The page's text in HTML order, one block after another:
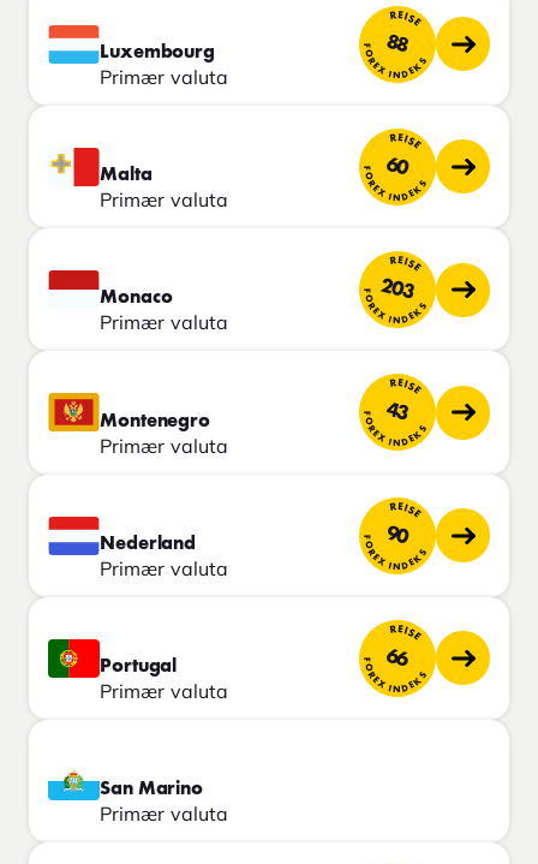
Luxembourg
Primær valuta
REISE
88
FOREX INDEKS
Malta
Primær valuta
REISE
60
FOREX INDEKS
Monaco
Primær valuta
REISE
203
FOREX INDEKS
Montenegro
Primær valuta
REISE
43
FOREX INDEKS
Nederland
Primær valuta
REISE
90
FOREX INDEKS
Portugal
Primær valuta
REISE
66
FOREX INDEKS
San Marino
Primær valuta